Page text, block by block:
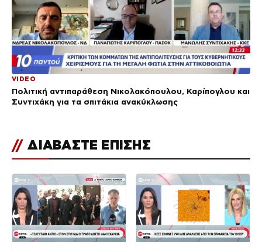
VIDEO
Πολιτική αντιπαράθεση Νικολακόπουλου, Καρίπογλου και
Συντιχάκη για τα σπιτάκια ανακύκλωσης
// ΔΙΑΒΑΣΤΕ ΕΠΙΣΗΣ